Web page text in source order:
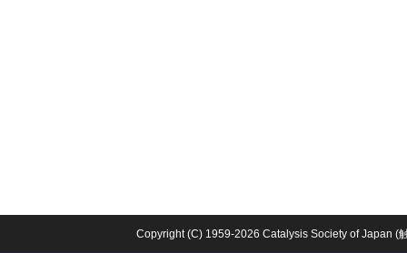
Copyright (C) 1959-2026 Catalysis Society of Japan (